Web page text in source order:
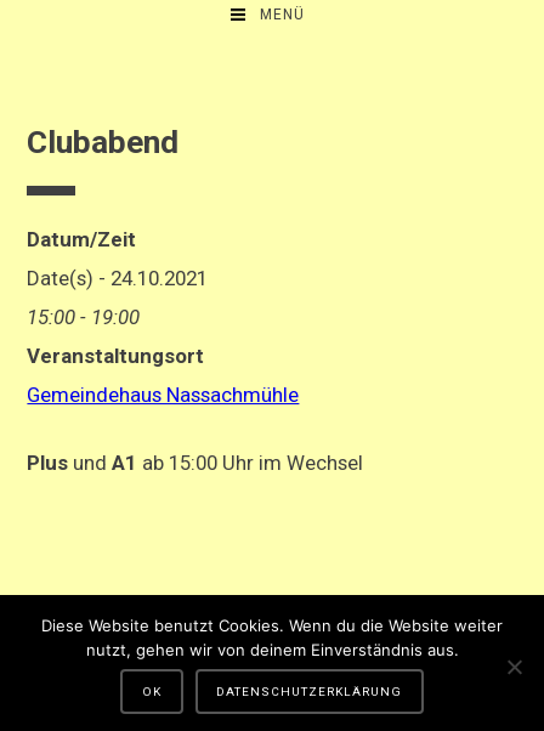
MENÜ
Clubabend
Datum/Zeit
Date(s) - 24.10.2021
15:00 - 19:00
Veranstaltungsort
Gemeindehaus Nassachmühle
Plus undA1 ab 15:00 Uhr im Wechsel
Gestaltung und Hosting von Matthias Hehn,MyWebstage.de
Diese Website benutzt Cookies. Wenn du die Website weiter
nutzt, gehen wir von deinem Einverständnis aus.
OK DATENSCHUTZERKLÄRUNG